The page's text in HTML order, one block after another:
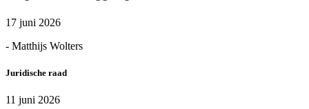
17 juni 2026
- Matthijs Wolters
Juridische raad
11 juni 2026